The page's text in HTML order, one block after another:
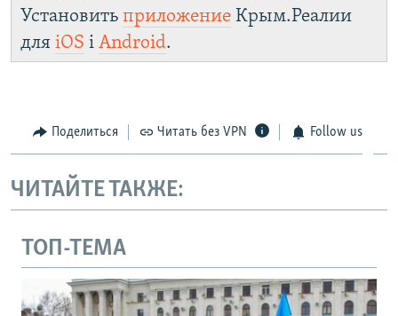
Установить приложение Крым.Реалии
для iOS і Android.
Поделиться Читать без VPN Follow us
ЧИТАЙТЕ ТАКЖЕ:
ТОП-ТЕМА